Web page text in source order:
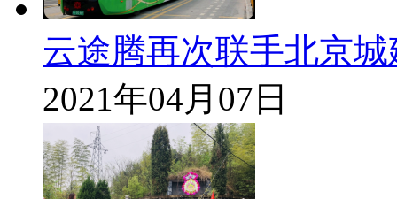
云途腾再次联手北京
2021年04月07日